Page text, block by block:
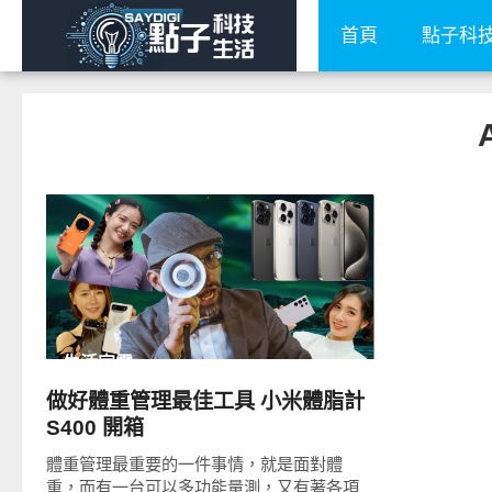
首頁 點子科
READ
MORE
生活家電
做好體重管理最佳工具 小米體脂計
S400 開箱
體重管理最重要的一件事情，就是面對體
重，而有一台可以多功能量測，又有著各項